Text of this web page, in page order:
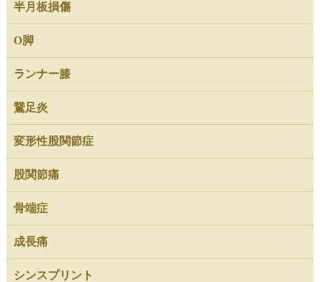
半月板損傷
O脚
ランナー膝
鵞足炎
変形性股関節症
股関節痛
骨端症
成長痛
シンスプリント